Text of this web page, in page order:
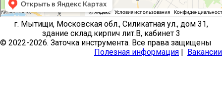
г. Мытищи, Московская обл., Силикатная ул., дом 31,
здание склад.кирпич лит.В, кабинет 3
© 2022-2026. Заточка инструмента. Все права защищены
Полезная информация
Вакансии